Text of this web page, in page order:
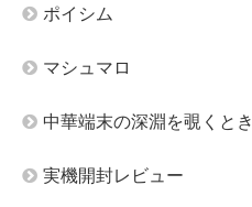
ポイシム
マシュマロ
中華端末の深淵を覗くとき
実機開封レビュー